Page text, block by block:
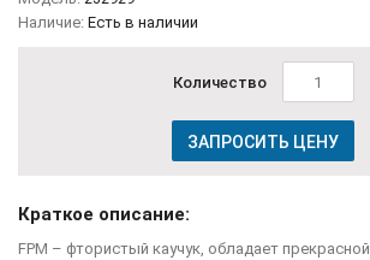
Наличие: Есть в наличии
Количество
ЗАПРОСИТЬ ЦЕНУ
Краткое описание:
FPM – фтористый каучук, обладает прекрасной